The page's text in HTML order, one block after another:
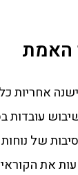
האמת
ישנה אחריות
עובדות
של
את